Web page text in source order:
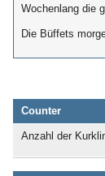
Wochenlang die
Die Büffets
Counter
Anzahl der